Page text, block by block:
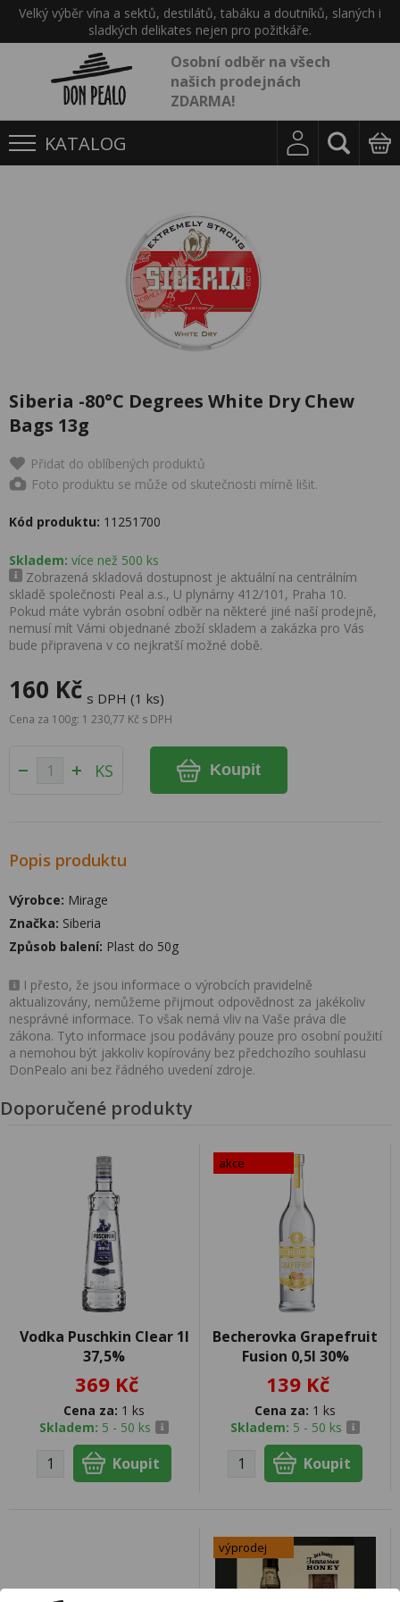
Velký výběr vína a sektů, destilátů, tabáku a doutníků, slaných i
sladkých delikates nejen pro požitkáře.
Osobní odběr na všech
našich prodejnách
ZDARMA!
KATALOG
Siberia -80°C Degrees White Dry Chew
Bags 13g
Přidat do oblíbených produktů
Foto produktu se může od skutečnosti mírně lišit.
Kód produktu: 11251700
Skladem: více než 500 ks
Zobrazená skladová dostupnost je aktuální na centrálním
skladě společnosti Peal a.s., U plynárny 412/101, Praha 10.
Pokud máte vybrán osobní odběr na některé jiné naší prodejně,
nemusí mít Vámi objednané zboží skladem a zakázka pro Vás
bude připravena v co nejkratší možné době.
160 Kč s DPH (1 ks)
Cena za 100g: 1 230,77 Kč s DPH
KS Koupit
Popis produktu
Výrobce: Mirage
Značka: Siberia
Způsob balení: Plast do 50g
I přesto, že jsou informace o výrobcích pravidelně
aktualizovány, nemůžeme přijmout odpovědnost za jakékoliv
nesprávné informace. To však nemá vliv na Vaše práva dle
zákona. Tyto informace jsou podávány pouze pro osobní použití
a nemohou být jakkoliv kopírovány bez předchozího souhlasu
DonPealo ani bez řádného uvedení zdroje.
Doporučené produkty
Vodka Puschkin Clear 1l
37,5%
369 Kč
Cena za: 1 ks
Skladem: 5 - 50 ks
akce
Becherovka Grapefruit
Fusion 0,5l 30%
139 Kč
Cena za: 1 ks
Skladem: 5 - 50 ks
výprodej